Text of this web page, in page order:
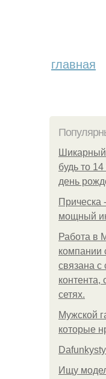
главная
будь то
день
Прическа
мощный
Работа в
компании
связана с
контента,
сетях.
Мужской
которые
Ищу